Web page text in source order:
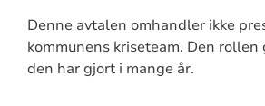
Denne avtalen omhandler ikke
kommunens kriseteam. Den rollen
den har gjort i mange år.